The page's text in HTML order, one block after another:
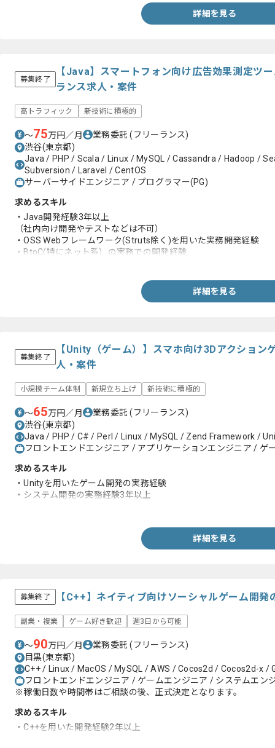
詳細を見る
募集終了
【Java】スマートフォン向け広告効果測定ツ
ランス求人・案件
高トラフィック 新技術に積極的
〜75万円／月 業務委託(フリーランス)
渋谷(東京都)
Java / PHP / Scala / Linux / MySQL / Cassandra / Hadoop /
Subversion / Laravel / CentOS
サーバーサイドエンジニア / プログラマー(PG)
求めるスキル
・Java開発経験3年以上
（社内向け開発やテストなどは不可）
・OSS Webフレームワーク(Struts除く)を用いた実務開発経験
・BtoC(特にネット系）の実務での開発経験
・アジャイル型開発スタイルの経験
（ウォーターフォール型でしか開発できない人はNG）
詳細を見る
募集終了
【Unity（ゲーム）】スマホ向け3Dアクション
人・案件
小規模チーム体制 新規立ち上げ 新技術に積極的
〜65万円／月 業務委託(フリーランス)
渋谷(東京都)
Java / PHP / C# / Perl / Linux / MySQL / Zend Framework /
フロントエンドエンジニア / アプリケーションエンジニア / ゲ
求めるスキル
・Unityを用いたゲーム開発の実務経験
・システム開発の実務経験3年以上
詳細を見る
募集終了 【C++】ネイティブ向けソーシャルゲーム開
副業・複業 ゲーム好き歓迎 週3日から可能
〜90万円／月 業務委託(フリーランス)
目黒(東京都)
C++ / Linux / MacOS / MySQL / AWS / Cocos2d / Cocos2d-x /
フロントエンドエンジニア / ゲームエンジニア / システムエン
※稼働日数や時間帯はご相談の後、正式決定となります。
求めるスキル
・C++を用いた開発経験2年以上